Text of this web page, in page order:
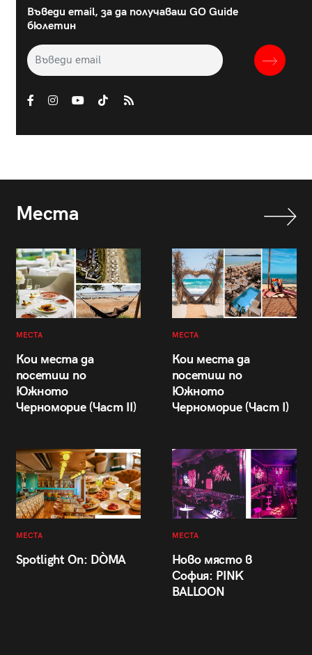
Въведи email, за да получаваш GO Guide
бюлетин
Места
МЕСТА
Кои места да
посетиш по
Южното
Черноморие (Част II)
МЕСТА
Кои места да
посетиш по
Южното
Черноморие (Част I)
МЕСТА
Spotlight On: DÒMA
МЕСТА
Ново място в
София: PINK
BALLOON